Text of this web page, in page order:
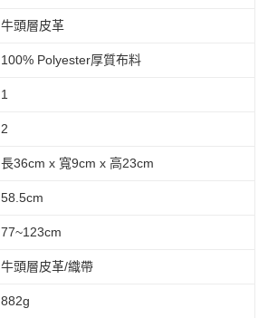
牛頭層皮革
100% Polyester厚質布料
1
2
長36cm x 寬9cm x 高23cm
58.5cm
77~123cm
牛頭層皮革/織帶
882g